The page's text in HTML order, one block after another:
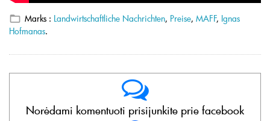
Marks : Landwirtschaftliche Nachrichten, Preise, MAFF, Ignas
Hofmanas.
Norėdami komentuoti prisijunkite prie facebook